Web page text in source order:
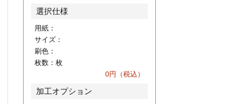
選択仕様
用紙：
サイズ：
刷色：
枚数： 枚
0円（税込）
加工オプション